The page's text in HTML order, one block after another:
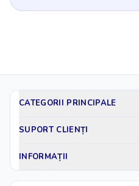
CATEGORII PRINCIPALE
SUPORT CLIENȚI
INFORMAȚII